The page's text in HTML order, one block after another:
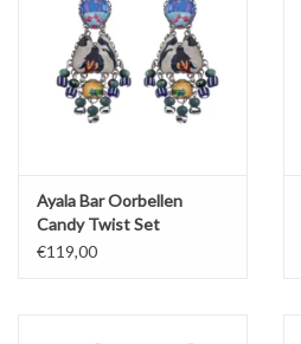
Ayala Bar Oorbellen
Candy Twist Set
€119,00